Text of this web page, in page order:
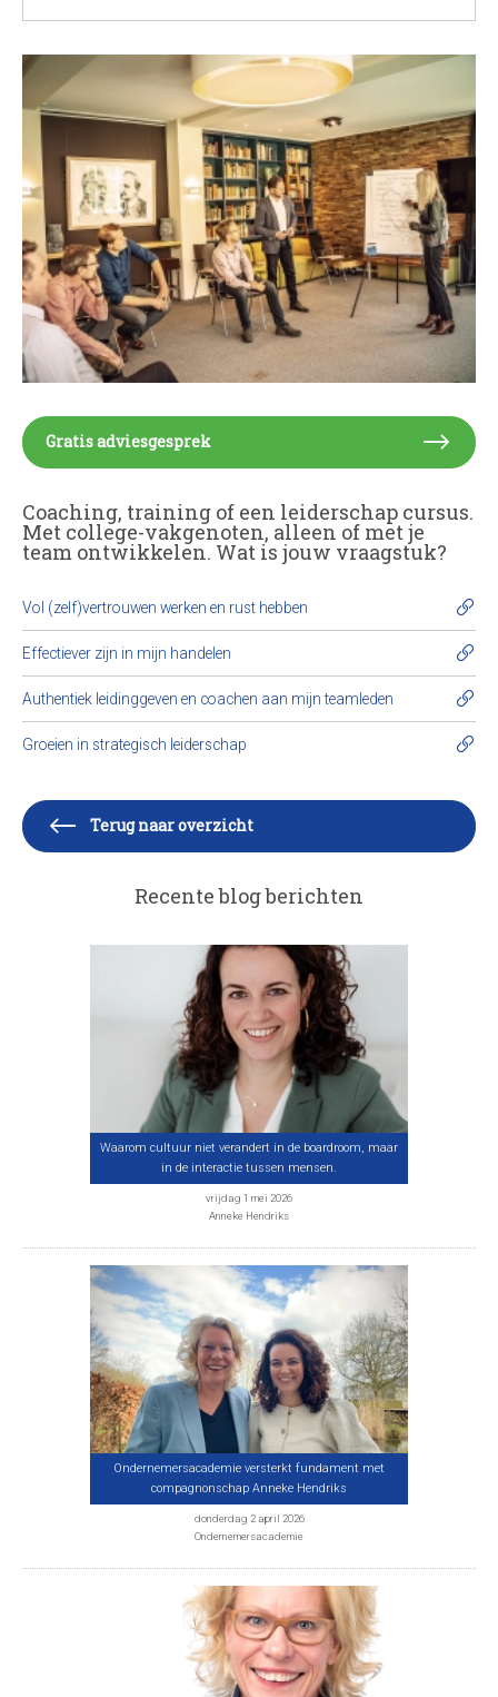
Gratis adviesgesprek
Coaching, training of een leiderschap cursus.
Met college-vakgenoten, alleen of met je
team ontwikkelen. Wat is jouw vraagstuk?
Vol (zelf)vertrouwen werken en rust hebben
Effectiever zijn in mijn handelen
Authentiek leidinggeven en coachen aan mijn teamleden
Groeien in strategisch leiderschap
Terug naar overzicht
Recente blog berichten
Waarom cultuur niet verandert in de boardroom, maar
in de interactie tussen mensen.
vrijdag 1 mei 2026
Anneke Hendriks
Ondernemersacademie versterkt fundament met
compagnonschap Anneke Hendriks
donderdag 2 april 2026
Ondernemersacademie